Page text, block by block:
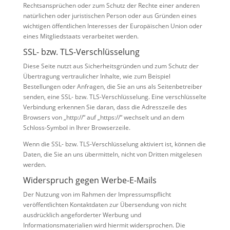
Rechtsansprüchen oder zum Schutz der Rechte einer anderen
natürlichen oder juristischen Person oder aus Gründen eines
wichtigen öffentlichen Interesses der Europäischen Union oder
eines Mitgliedstaats verarbeitet werden.
SSL- bzw. TLS-Verschlüsselung
Diese Seite nutzt aus Sicherheitsgründen und zum Schutz der
Übertragung vertraulicher Inhalte, wie zum Beispiel
Bestellungen oder Anfragen, die Sie an uns als Seitenbetreiber
senden, eine SSL- bzw. TLS-Verschlüsselung. Eine verschlüsselte
Verbindung erkennen Sie daran, dass die Adresszeile des
Browsers von „http://“ auf „https://“ wechselt und an dem
Schloss-Symbol in Ihrer Browserzeile.
Wenn die SSL- bzw. TLS-Verschlüsselung aktiviert ist, können die
Daten, die Sie an uns übermitteln, nicht von Dritten mitgelesen
werden.
Widerspruch gegen Werbe-E-Mails
Der Nutzung von im Rahmen der Impressumspflicht
veröffentlichten Kontaktdaten zur Übersendung von nicht
ausdrücklich angeforderter Werbung und
Informationsmaterialien wird hiermit widersprochen. Die